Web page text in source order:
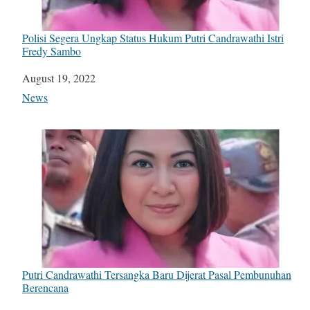
Polisi Segera Ungkap Status Hukum Putri Candrawathi Istri
Fredy Sambo
Date
August 19, 2022
In relation to
News
Putri Candrawathi Tersangka Baru Dijerat Pasal Pembunuhan
Berencana